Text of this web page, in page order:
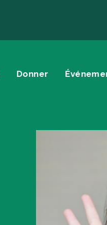
Donner
À propos de la
Conseil